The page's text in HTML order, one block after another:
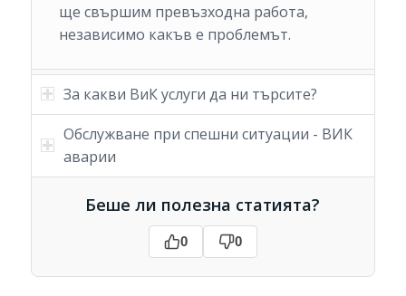
ще свършим превъзходна работа,
независимо какъв е проблемът.
За какви ВиК услуги да ни търсите?
Обслужване при спешни ситуации - ВИК
аварии
Беше ли полезна статията?
0 0